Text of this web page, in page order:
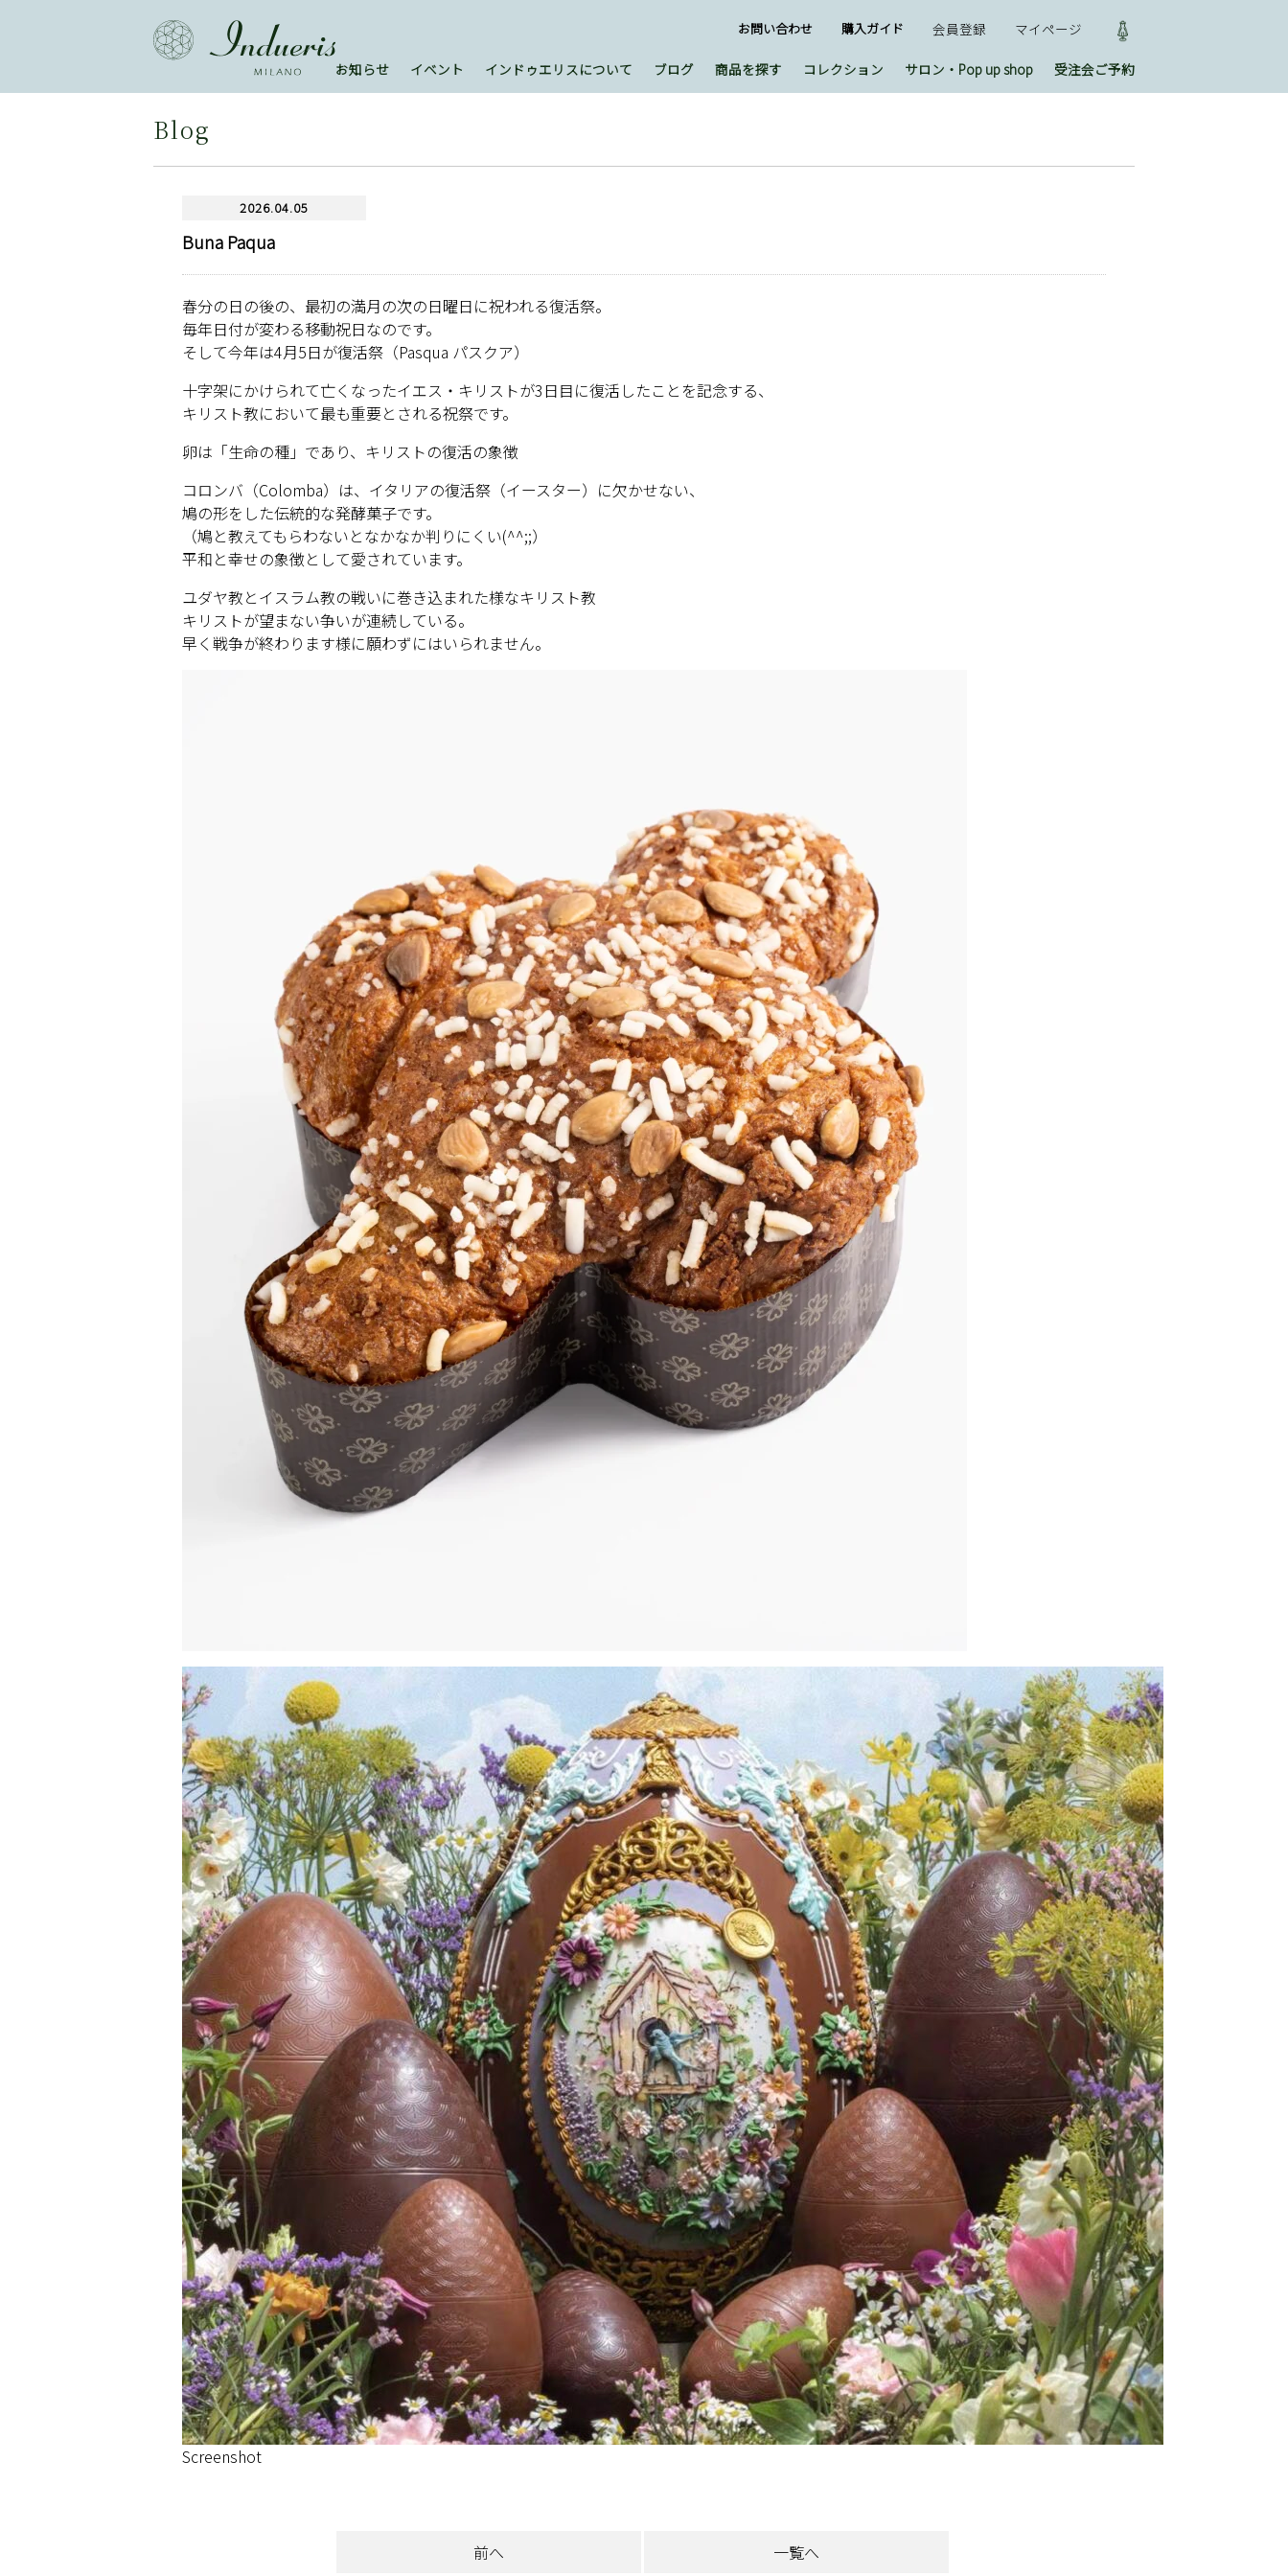
お知らせ イベント インドゥエリスについて ブログ 商品を探す コレクション サロン・Pop up shop 受注会ご予約
お問い合わせ 購入ガイド 会員登録 マイページ
Blog
2026.04.05
Buna Paqua
春分の日の後の、最初の満月の次の日曜日に祝われる復活祭。
毎年日付が変わる移動祝日なのです。
そして今年は4月5日が復活祭（Pasqua パスクア）
十字架にかけられて亡くなったイエス・キリストが3日目に復活したことを記念する、
キリスト教において最も重要とされる祝祭です。
卵は「生命の種」であり、キリストの復活の象徴
コロンバ（Colomba）は、イタリアの復活祭（イースター）に欠かせない、
鳩の形をした伝統的な発酵菓子です。
（鳩と教えてもらわないとなかなか判りにくい(^^;;）
平和と幸せの象徴として愛されています。
ユダヤ教とイスラム教の戦いに巻き込まれた様なキリスト教
キリストが望まない争いが連続している。
早く戦争が終わります様に願わずにはいられません。
Screenshot
前へ 一覧へ